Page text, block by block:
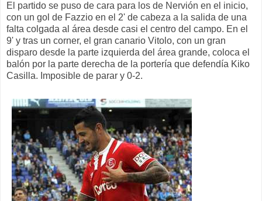
El partido se puso de cara para los de Nervión en el inicio,
con un gol de Fazzio en el 2' de cabeza a la salida de una
falta colgada al área desde casi el centro del campo. En el
9' y tras un corner, el gran canario Vitolo, con un gran
disparo desde la parte izquierda del área grande, coloca el
balón por la parte derecha de la portería que defendía Kiko
Casilla. Imposible de parar y 0-2.